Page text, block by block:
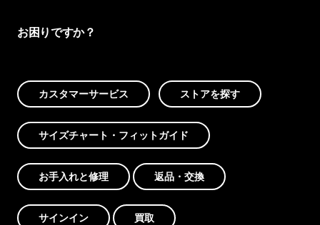
お困りですか？
カスタマーサービス ストアを探す
サイズチャート・フィットガイド
お手入れと修理 返品・交換
サインイン 買取